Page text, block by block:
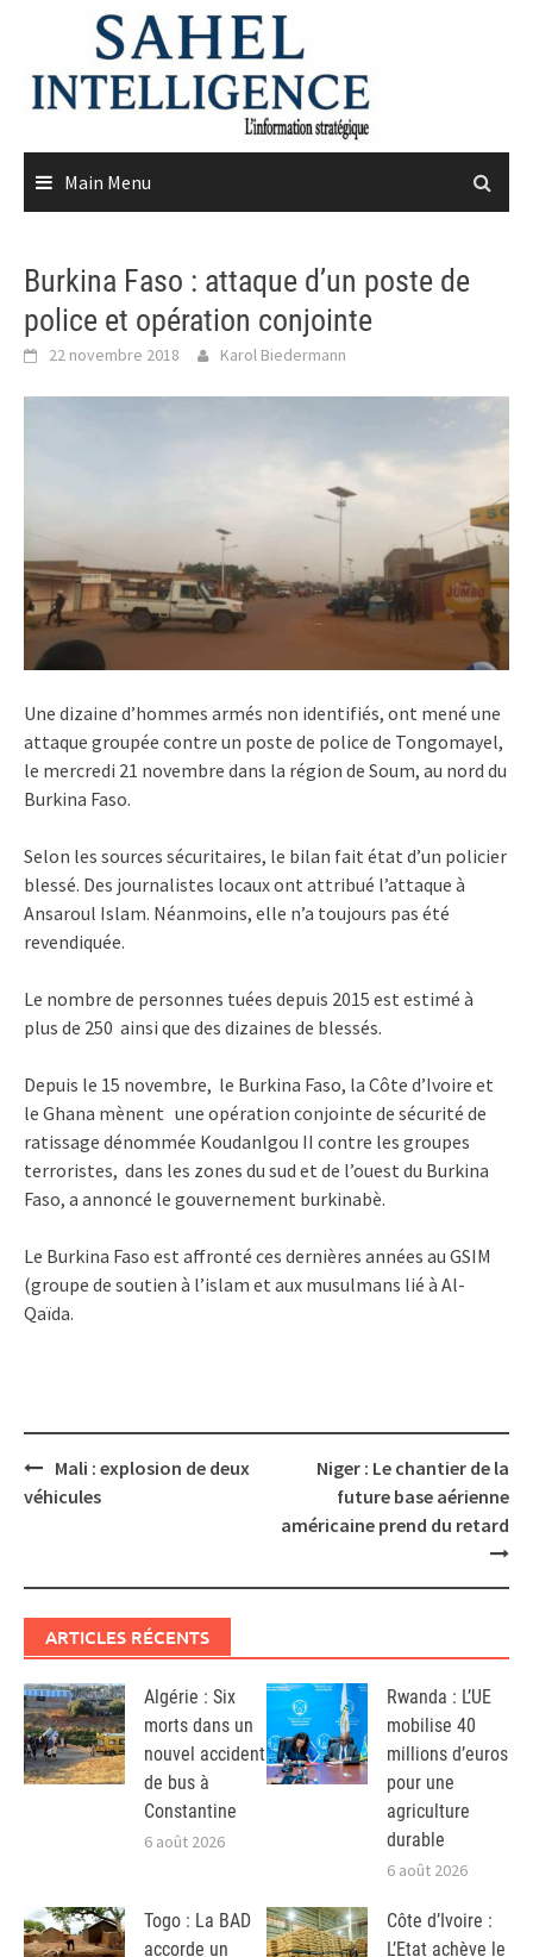
content
Main Menu
Burkina Faso : attaque d’un poste de
police et opération conjointe
22 novembre 2018 Karol Biedermann
Une dizaine d’hommes armés non identifiés, ont mené une
attaque groupée contre un poste de police de Tongomayel,
le mercredi 21 novembre dans la région de Soum, au nord du
Burkina Faso.
Selon les sources sécuritaires, le bilan fait état d’un policier
blessé. Des journalistes locaux ont attribué l’attaque à
Ansaroul Islam. Néanmoins, elle n’a toujours pas été
revendiquée.
Le nombre de personnes tuées depuis 2015 est estimé à
plus de 250 ainsi que des dizaines de blessés.
Depuis le 15 novembre, le Burkina Faso, la Côte d’Ivoire et
le Ghana mènent une opération conjointe de sécurité de
ratissage dénommée Koudanlgou II contre les groupes
terroristes, dans les zones du sud et de l’ouest du Burkina
Faso, a annoncé le gouvernement burkinabè.
Le Burkina Faso est affronté ces dernières années au GSIM
(groupe de soutien à l’islam et aux musulmans lié à Al-
Qaïda.
Post
navigation
Mali : explosion de deux
véhicules
Niger : Le chantier de la
future base aérienne
américaine prend du retard
ARTICLES RÉCENTS
Algérie : Six
morts dans un
nouvel accident
de bus à
Constantine
6 août 2026
Rwanda : L’UE
mobilise 40
millions d’euros
pour une
agriculture
durable
6 août 2026
Togo : La BAD
accorde un
Côte d’Ivoire :
L’Etat achève le